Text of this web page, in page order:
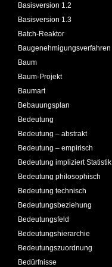
Basisversion 1.2
Basisversion 1.3
Batch-Reaktor
Baugenehmigungsverfahren
Baum
Baum-Projekt
Baumart
Bebauungsplan
Bedeutung
Bedeutung – abstrakt
Bedeutung – empirisch
Bedeutung impliziert Statistik
Bedeutung philosophisch
Bedeutung technisch
Bedeutungsbeziehung
Bedeutungsfeld
Bedeutungshierarchie
Bedeutungszuordnung
Bedürfnisse